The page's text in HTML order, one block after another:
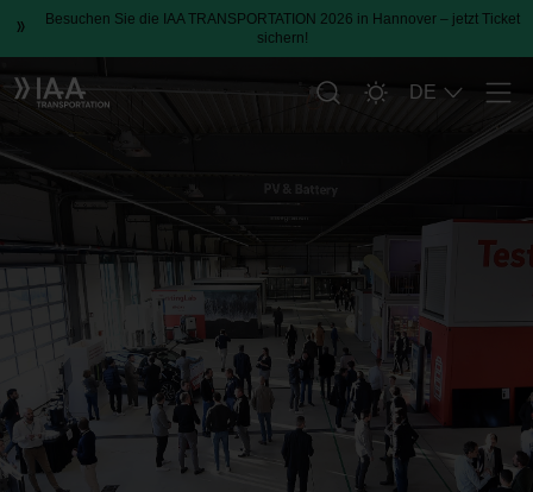
Besuchen Sie die IAA TRANSPORTATION 2026 in Hannover – jetzt Ticket
sichern!
DE